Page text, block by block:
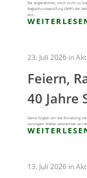
Bei angenehmen, noch nicht zu
Begleithundeprüfung (BHP) der
aus…
23. Juli 2026in
Feiern,
40 Jahre
Gerne folgten wir der Einladung
sonnigem Wetter verbrachten wir
13. Juli 2026in